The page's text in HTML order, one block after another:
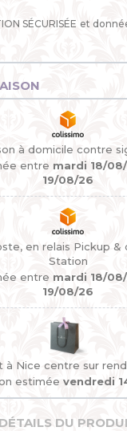
SÉCURISÉE et
à domicile contre
entre mardi 18/
19/08/26
en relais Pickup &
Station
entre mardi 18/
19/08/26
à Nice centre sur
estimée vendredi
DÉTAILS DU